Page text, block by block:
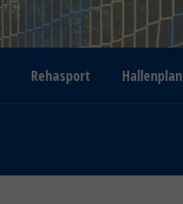
Rehasport Hallenplan